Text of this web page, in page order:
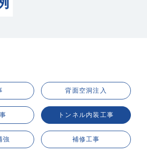
ニュースリリース
背面空洞注入
トンネル内装工事
強 補修工事